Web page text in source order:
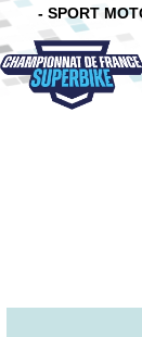
- SPORT